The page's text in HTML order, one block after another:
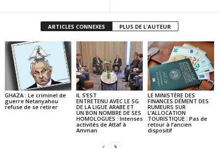
ARTICLES CONNEXES PLUS DE L'AUTEUR
GHAZA : Le criminel de
guerre Netanyahou
refuse de se retirer
IL S’EST
ENTRETENU AVEC LE SG
DE LA LIGUE ARABE ET
UN BON NOMBRE DE SES
HOMOLOGUES : Intenses
activités de Attaf à
Amman
LE MINISTÈRE DES
FINANCES DÉMENT DES
RUMEURS SUR
L’ALLOCATION
TOURISTIQUE : Pas de
retour à l’ancien
dispositif